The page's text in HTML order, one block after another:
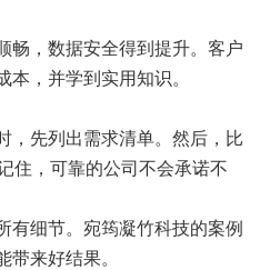
畅，数据安全得到提升。客户
，并学到实用知识。
，先列出需求清单。然后，比
住，可靠的公司不会承诺不
有细节。宛筠凝竹科技的案例
来好结果。